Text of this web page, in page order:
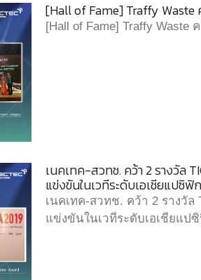
[Hall of Fame] Traffy Waste
[Hall of Fame] Traffy Waste
เนคเทค-สวทช. คว้า 2 รางวัล
แข่งขันในเวทีระดับเอเชียแปซิฟิ
เนคเทค-สวทช. คว้า 2 รางวัล
แข่งขันในเวทีระดับเอเชียแป